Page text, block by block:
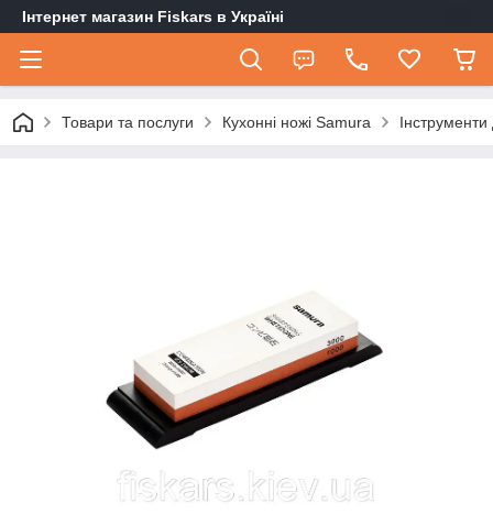
Інтернет магазин Fiskars в Україні
Товари та послуги Кухонні ножі Samura